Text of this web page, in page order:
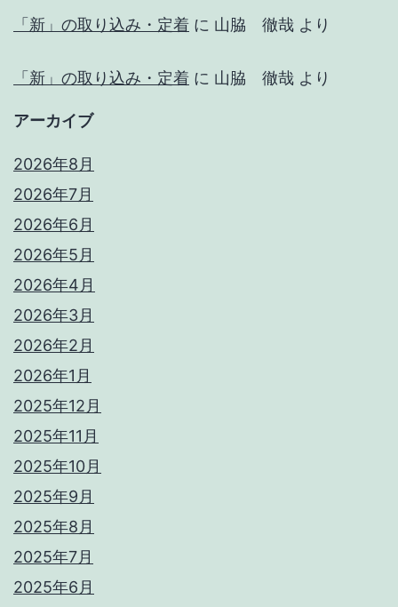
「新」の取り込み・定着 に 山脇 徹哉 より
「新」の取り込み・定着 に 山脇 徹哉 より
アーカイブ
2026年8月
2026年7月
2026年6月
2026年5月
2026年4月
2026年3月
2026年2月
2026年1月
2025年12月
2025年11月
2025年10月
2025年9月
2025年8月
2025年7月
2025年6月